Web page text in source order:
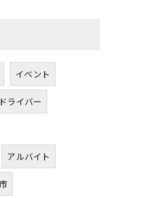
イベント
ライバー
アルバイト